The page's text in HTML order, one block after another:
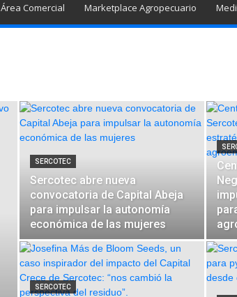
Área Comercial Marketplace Agropecuario
SERCOTEC
Sercotec abre nueva
convocatoria de Capital Abeja
para impulsar la autonomía
económica de las mujeres
SERCOTEC